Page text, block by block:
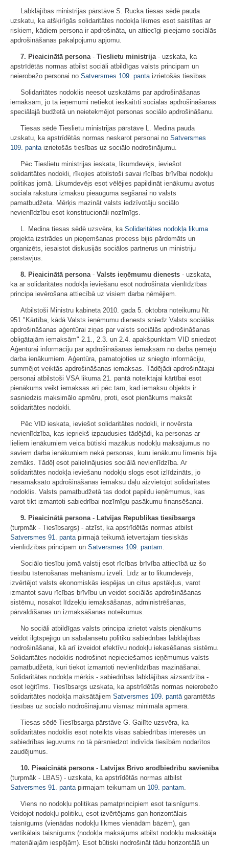
Labklājības ministrijas pārstāve S. Rucka tiesas sēdē pauda
uzskatu, ka atšķirīgās solidaritātes nodokļa likmes esot saistītas ar
riskiem, kādiem persona ir apdrošināta, un attiecīgi pieejamo sociālās
apdrošināšanas pakalpojumu apjomu.
7. Pieaicinātā persona - Tieslietu ministrija - uzskata, ka
apstrīdētās normas atbilst sociāli atbildīgas valsts principam un
neierobežo personai no Satversmes 109. panta izrietošās tiesības.
Solidaritātes nodoklis neesot uzskatāms par apdrošināšanas
iemaksām, jo tā ieņēmumi netiekot ieskaitīti sociālās apdrošināšanas
speciālajā budžetā un neietekmējot personas sociālo apdrošināšanu.
Tiesas sēdē Tieslietu ministrijas pārstāve L. Medina pauda
uzskatu, ka apstrīdētās normas neskarot personai no Satversmes
109. panta izrietošās tiesības uz sociālo nodrošinājumu.
Pēc Tieslietu ministrijas ieskata, likumdevējs, ieviešot
solidaritātes nodokli, rīkojies atbilstoši savai rīcības brīvībai nodokļu
politikas jomā. Likumdevējs esot vēlējies papildināt ienākumu avotus
sociāla rakstura izmaksu pieauguma segšanai no valsts
pamatbudžeta. Mērķis mazināt valsts iedzīvotāju sociālo
nevienlīdzību esot konstitucionāli nozīmīgs.
L. Medina tiesas sēdē uzsvēra, ka Solidaritātes nodokļa likuma
projekta izstrādes un pieņemšanas process bijis pārdomāts un
organizēts, iesaistot diskusijās sociālos partnerus un ministriju
pārstāvjus.
8. Pieaicinātā persona - Valsts ieņēmumu dienests - uzskata,
ka ar solidaritātes nodokļa ieviešanu esot nodrošināta vienlīdzības
principa ievērošana attiecībā uz visiem darba ņēmējiem.
Atbilstoši Ministru kabineta 2010. gada 5. oktobra noteikumu Nr.
951 "Kārtība, kādā Valsts ieņēmumu dienests sniedz Valsts sociālās
apdrošināšanas aģentūrai ziņas par valsts sociālās apdrošināšanas
obligātajām iemaksām" 2.1., 2.3. un 2.4. apakšpunktam VID sniedzot
Aģentūrai informāciju par apdrošināšanas iemaksām no darba ņēmēju
darba ienākumiem. Aģentūra, pamatojoties uz sniegto informāciju,
summējot veiktās apdrošināšanas iemaksas. Tādējādi apdrošinātajai
personai atbilstoši VSA likuma 21. pantā noteiktajai kārtībai esot
pienākums veikt iemaksas arī pēc tam, kad iemaksu objekts ir
sasniedzis maksimālo apmēru, proti, esot pienākums maksāt
solidaritātes nodokli.
Pēc VID ieskata, ieviešot solidaritātes nodokli, ir novērsta
nevienlīdzība, kas iepriekš izpaudusies tādējādi, ka personas ar
lieliem ienākumiem veica būtiski mazākus nodokļu maksājumus no
saviem darba ienākumiem nekā personas, kuru ienākumu līmenis bija
zemāks. Tādēļ esot palielinājusies sociālā nevienlīdzība. Ar
solidaritātes nodokļa ieviešanu nodokļu slogs esot izlīdzināts, jo
nesamaksāto apdrošināšanas iemaksu daļu aizvietojot solidaritātes
nodoklis. Valsts pamatbudžetā tas dodot papildu ieņēmumus, kas
varot tikt izmantoti sabiedrībai nozīmīgu pasākumu finansēšanai.
9. Pieaicinātā persona - Latvijas Republikas tiesībsargs
(turpmāk - Tiesībsargs) - atzīst, ka apstrīdētās normas atbilst
Satversmes 91. panta pirmajā teikumā ietvertajam tiesiskās
vienlīdzības principam un Satversmes 109. pantam
Sociālo tiesību jomā valstij esot rīcības brīvība attiecībā uz šo
tiesību īstenošanas mehānismu izvēli. Līdz ar to likumdevējs,
izvērtējot valsts ekonomiskās iespējas un citus apstākļus, varot
izmantot savu rīcības brīvību un veidot sociālās apdrošināšanas
sistēmu, nosakot līdzekļu iemaksāšanas, administrēšanas,
pārvaldīšanas un izmaksāšanas noteikumus.
No sociāli atbildīgas valsts principa izrietot valsts pienākums
veidot ilgtspējīgu un sabalansētu politiku sabiedrības labklājības
nodrošināšanai, kā arī izveidot efektīvu nodokļu iekasēšanas sistēmu.
Solidaritātes nodoklis nodrošinot nepieciešamos ieņēmumus valsts
pamatbudžetā, kuri tiekot izmantoti nevienlīdzības mazināšanai.
Solidaritātes nodokļa mērķis - sabiedrības labklājības aizsardzība -
esot leģitīms. Tiesībsargs uzskata, ka apstrīdētās normas neierobežo
solidaritātes nodokļa maksātājiem Satversmes 109. pantā garantētās
tiesības uz sociālo nodrošinājumu vismaz minimālā apmērā.
Tiesas sēdē Tiesībsarga pārstāve G. Gailīte uzsvēra, ka
solidaritātes nodoklis esot noteikts visas sabiedrības interesēs un
sabiedrības ieguvums no tā pārsniedzot indivīda tiesībām nodarītos
zaudējumus.
10. Pieaicinātā persona - Latvijas Brīvo arodbiedrību savienība
(turpmāk - LBAS) - uzskata, ka apstrīdētās normas atbilst
Satversmes 91. panta pirmajam teikumam un 109. pantam
Viens no nodokļu politikas pamatprincipiem esot taisnīgums.
Veidojot nodokļu politiku, esot izvērtējams gan horizontālais
taisnīgums (vienādas nodokļu likmes vienādām bāzēm), gan
vertikālais taisnīgums (nodokļa maksājums atbilst nodokļu maksātāja
materiālajām iespējām). Esot būtiski nodrošināt tādu horizontālā un